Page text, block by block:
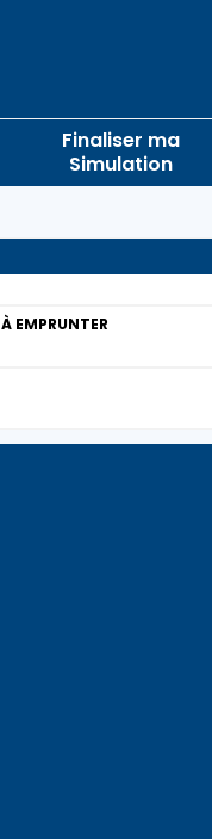
Finaliser ma
Simulation
À EMPRUNTER